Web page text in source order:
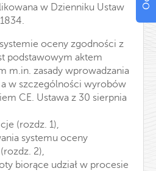
w Dzienniku Ustaw
oceny zgodności z
podstawowym aktem
m.in. zasady wprowadzania
w szczególności wyrobów
CE. Ustawa z 30 sierpnia
(rozdz. 1),
systemu oceny
2),
biorące udział w procesie